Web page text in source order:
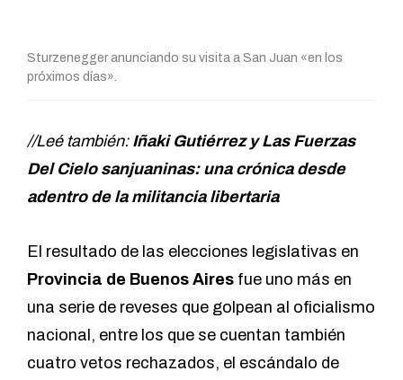
Sturzenegger anunciando su visita a San Juan «en los
próximos días».
//Leé también:Iñaki Gutiérrez y Las Fuerzas
Del Cielo sanjuaninas: una crónica desde
adentro de la militancia libertaria
El resultado de las elecciones legislativas en
Provincia de Buenos Aires fue uno más en
una serie de reveses que golpean al oficialismo
nacional, entre los que se cuentan también
cuatro vetos rechazados, el escándalo de